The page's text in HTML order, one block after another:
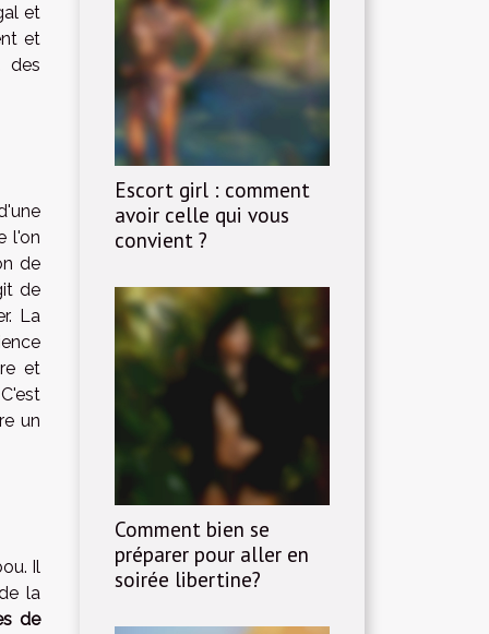
et
et
des
l'on
de
de
La
et
un
Il
la
de
Escort girl : comment
avoir celle qui vous
convient ?
Comment bien se
préparer pour aller en
soirée libertine?